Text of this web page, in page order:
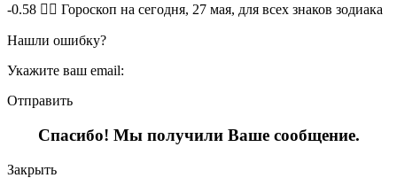
-0.58 🧙‍♀ Гороскоп на сегодня, 27 мая, для всех знаков зодиака
Нашли ошибку?
Укажите ваш email:
Отправить
Спасибо! Мы получили Ваше сообщение.
Закрыть